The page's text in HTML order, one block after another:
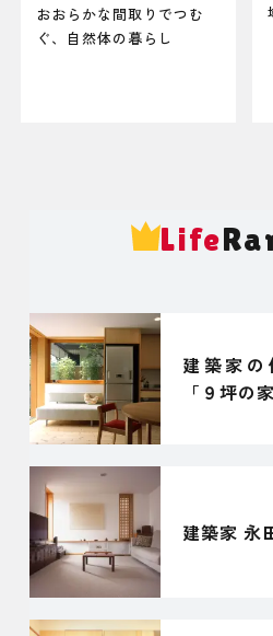
おおらかな間取りでつむ
ぐ、自然体の暮らし
Life
建築家
「９坪の家
建築家 永